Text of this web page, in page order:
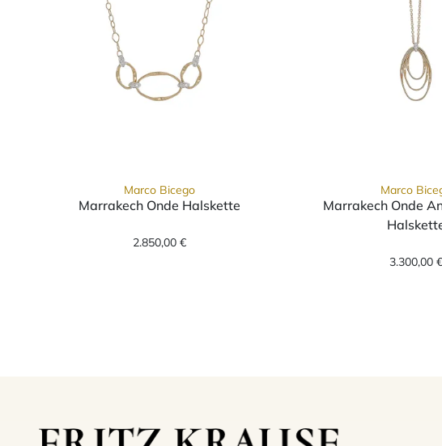
Marco Bicego
Marrakech Onde Halskette
Marco Bicego Marrakech Onde Halskette, Ref:
2.850,00 €
Marco
Marrakech Onde
3.300,00 €